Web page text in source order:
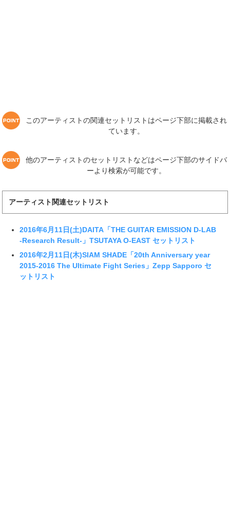
このアーティストの関連セットリストはページ下部に掲載され
ています。
他のアーティストのセットリストなどはページ下部のサイドバ
ーより検索が可能です。
アーティスト関連セットリスト
2016年6月11日(土)DAITA「THE GUITAR EMISSION D-LAB
-Research Result-」TSUTAYA O-EAST セットリスト
2016年2月11日(木)SIAM SHADE「20th Anniversary year
2015-2016 The Ultimate Fight Series」Zepp Sapporo セ
ットリスト